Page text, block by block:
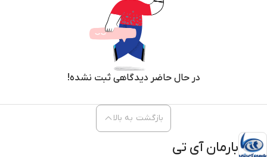
در حال حاضر دیدگاهی ثبت نشده!
بارمان آی تی
بازگشت به بالا